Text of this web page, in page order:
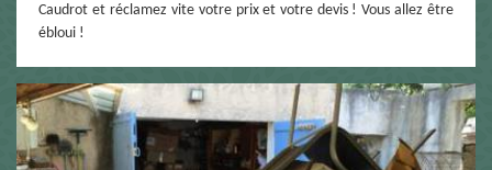
Caudrot et réclamez vite votre prix et votre devis ! Vous allez être
ébloui !